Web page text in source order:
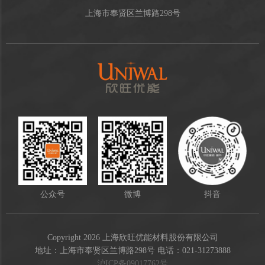
上海市奉贤区兰博路298号
公众号 微博 抖音
Copyright 2026 上海欣旺优能材料股份有限公司
地址：上海市奉贤区兰博路298号 电话：021-31273888